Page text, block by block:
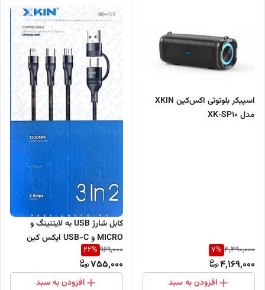
اسپیکر بلوتوثی اکس‌کین XKIN
مدل XK‑SP10
4,490,000
7%
4,169,000
افزودن به سبد
کابل شارژ USB به لایتنینگ و
MICRO و USB-C ایکس کین
مدل XK-X178 طول 1.2 متر
969,000
22%
755,000
افزودن به سبد